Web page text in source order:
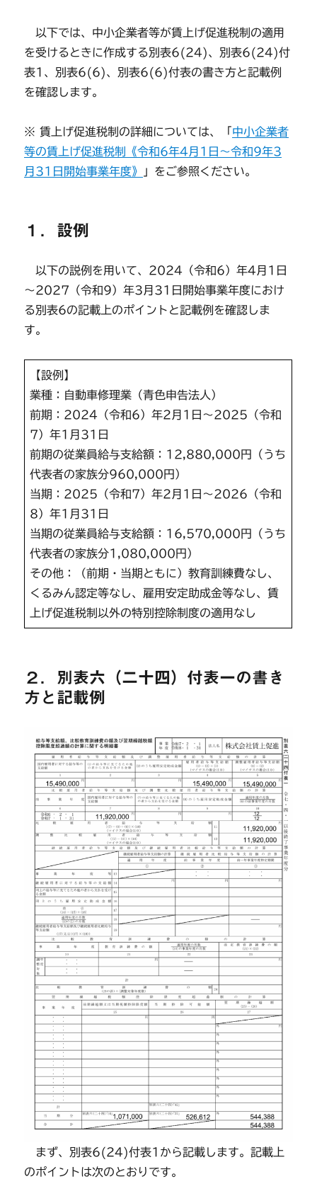
以下では、中小企業者等が賃上げ促進税制の適用
を受けるときに作成する別表6(24)、別表6(24)付
表1、別表6(6)、別表6(6)付表の書き方と記載例
を確認します。
※ 賃上げ促進税制の詳細については、「 中小企業者
等の賃上げ促進税制《令和6年4月1日～令和9年3
月31日開始事業年度》
」をご参照ください。
１．設例
以下の説例を用いて、2024（令和6）年4月1日
～2027（令和9）年3月31日開始事業年度におけ
る別表6の記載上のポイントと記載例を確認しま
す。
【設例】
業種：自動車修理業（青色申告法人）
前期：2024（令和6）年2月1日～2025（令和
7）年1月31日
前期の従業員給与支給額：12,880,000円（うち
代表者の家族分960,000円）
当期：2025（令和7）年2月1日～2026（令和
8）年1月31日
当期の従業員給与支給額：16,570,000円（うち
代表者の家族分1,080,000円）
その他：（前期・当期ともに）教育訓練費なし、
くるみん認定等なし、雇用安定助成金等なし、賃
上げ促進税制以外の特別控除制度の適用なし
２．別表六（二十四）付表一の書き
方と記載例
まず、別表6(24)付表1から記載します。記載上
のポイントは次のとおりです。